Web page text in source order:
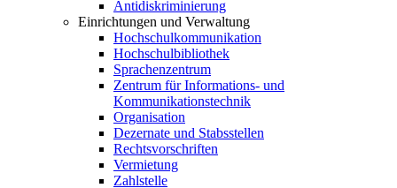
Antidiskriminierung
Einrichtungen und Verwaltung
Hochschulkommunikation
Hochschulbibliothek
Sprachenzentrum
Zentrum für Informations- und
Kommunikationstechnik
Organisation
Dezernate und Stabsstellen
Rechtsvorschriften
Vermietung
Zahlstelle